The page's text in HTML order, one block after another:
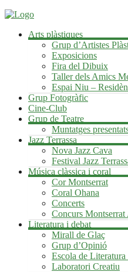
Arts plàstiques
Grup d’Artistes
Exposicions
Fira del Dibuix
Taller dels Amics
Espai Niu –
Grup Fotogràfic
Cine-Club
Grup de Teatre
Muntatges
Jazz Terrassa
Nova Jazz Cava
Festival Jazz
Música clàssica i coral
Cor Montserrat
Coral Ohana
Concerts
Concurs Montserrat
Literatura i debat
Mirall de Glaç
Grup d’Opinió
Escola de Literatura
Laboratori Creatiu